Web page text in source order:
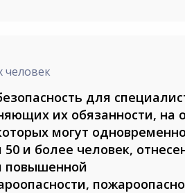
человек
для
их обязанности, на
могут одновременно
50 и более человек,
повышенной